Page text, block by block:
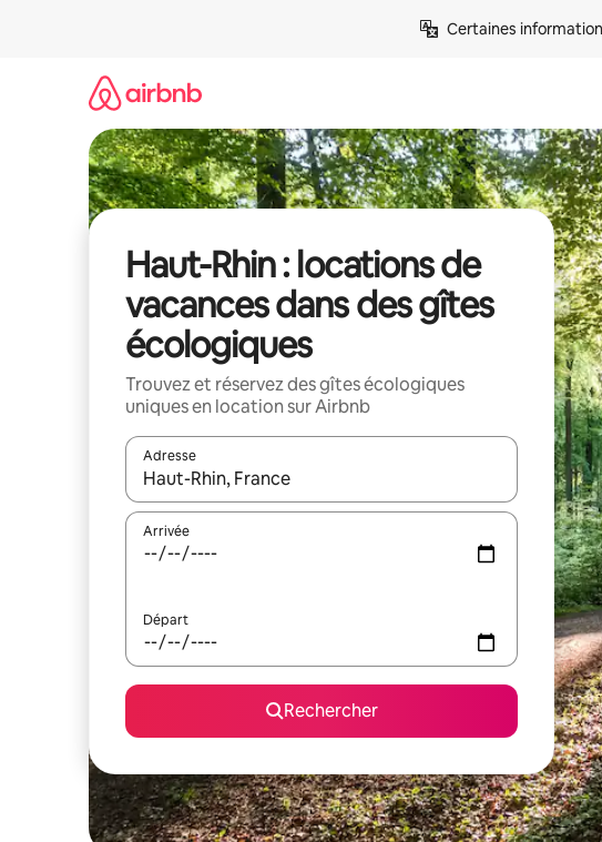
Certaines
Haut-Rhin : locations de
vacances dans des gîtes
écologiques
Trouvez et réservez des gîtes écologiques
uniques en location sur Airbnb
Adresse
Lorsque les résultats s'affichent, utilisez les flèches vers le haut
Arrivée
Départ
Rechercher